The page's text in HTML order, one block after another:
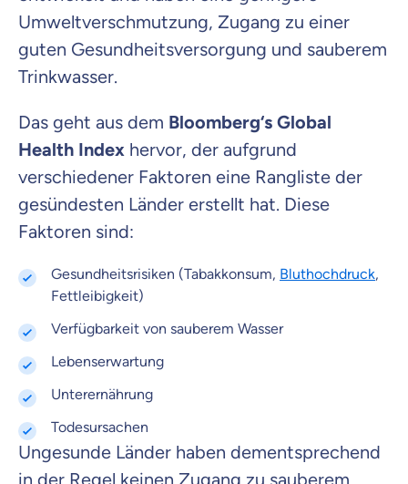
Umweltverschmutzung, Zugang zu einer
guten Gesundheitsversorgung und sauberem
Trinkwasser.
Das geht aus dem Bloomberg‘s Global
Health Index hervor, der aufgrund
verschiedener Faktoren eine Rangliste der
gesündesten Länder erstellt hat. Diese
Faktoren sind:
Gesundheitsrisiken (Tabakkonsum, Bluthochdruck,
Fettleibigkeit)
Verfügbarkeit von sauberem Wasser
Lebenserwartung
Unterernährung
Todesursachen
Ungesunde Länder haben dementsprechend
in der Regel keinen Zugang zu sauberem